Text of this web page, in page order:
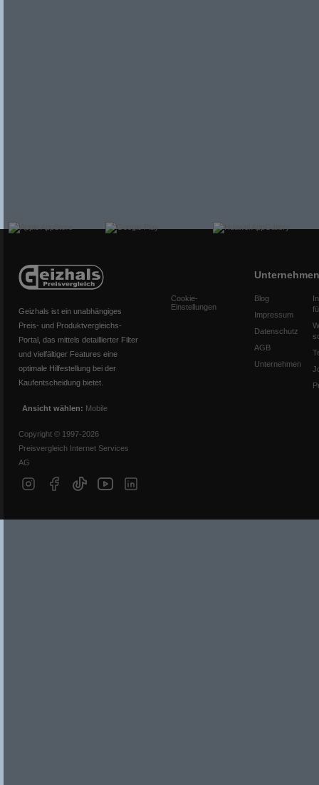
Geizhals ist ein unabhängiges
Preis- und Produktvergleichs-
Portal, das mittels detaillierter Filter
und vielfältiger Features eine
optimale Hilfestellung bei der
Kaufentscheidung bietet.
Ansicht wählen: Mobile
Copyright © 1997-2026
Preisvergleich Internet Services
AG
Cookie-
Einstellungen
Unternehmen
Blog
Impressum
Datenschutz
AGB
Unternehmen